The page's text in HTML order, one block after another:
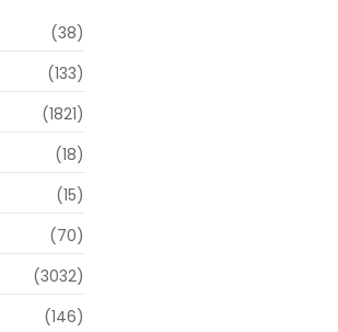
(38)
(133)
(1821)
(18)
(15)
(70)
(3032)
(146)